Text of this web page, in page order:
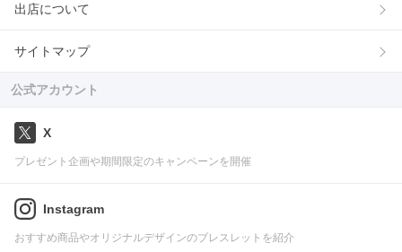
出店について
サイトマップ
公式アカウント
X
プレゼント企画や期間限定のキャンペーンを開催
Instagram
おすすめ商品やオリジナルデザインのブレスレットを紹介